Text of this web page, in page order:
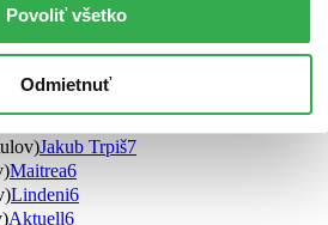
Povoliť všetko
Odmietnuť
(8 titulov)Veronika Kovářová
titulov)Eezy Publishing8
Jakub Trpiš7
Maitrea6
Lindeni6
Aktuell6